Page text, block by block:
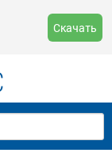
Скачать